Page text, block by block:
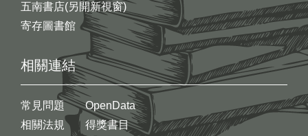
五南書店(另開新視窗)
寄存圖書館
相關連結
常見問題
相關法規
OpenData
得獎書目